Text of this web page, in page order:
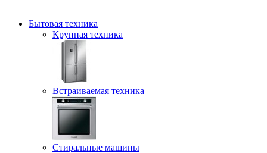
Бытовая техника
Крупная техника
Встраиваемая техника
Стиральные машины